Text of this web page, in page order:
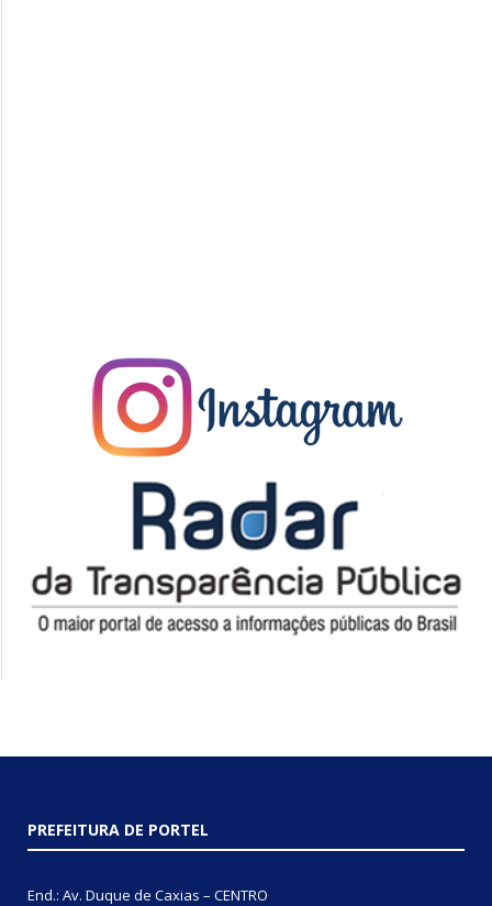
PREFEITURA DE PORTEL
End.: Av. Duque de Caxias – CENTRO